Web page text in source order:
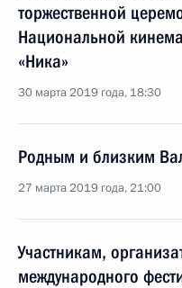
торжественной
Национальной
«Ника»
30 марта 2019 года, 18:30
Родным и близким
27 марта 2019 года, 21:00
Участникам,
международного